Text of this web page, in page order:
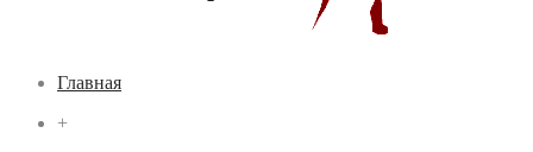
Главная
+